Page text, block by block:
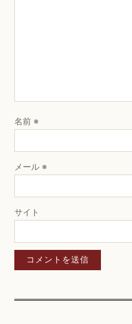
名前 ※
メール ※
サイト